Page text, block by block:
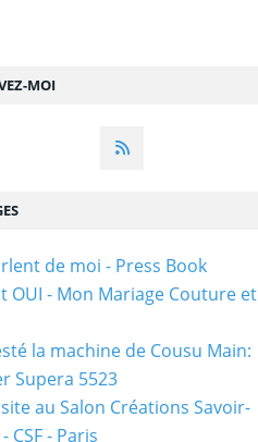
MOI
de moi - Press Book
OUI - Mon Mariage Couture et
la machine de Cousu Main:
Supera 5523
au Salon Créations Savoir-
CSF - Paris